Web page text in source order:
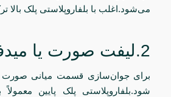
می‌شود.اغلب با بلفاروپلاستی پلک
2.لیفت صورت یا میدفیس‌لیفت
برای جوان‌سازی قسمت میانی صورت
شود.بلفاروپلاستی پلک پایین معمولاً